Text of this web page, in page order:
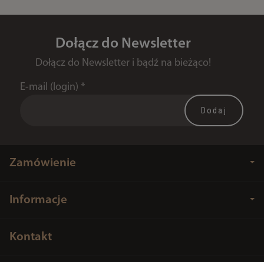
Dołącz do Newsletter
Dołącz do Newsletter i bądź na bieżąco!
E-mail (login) *
Zamówienie
Informacje
Kontakt